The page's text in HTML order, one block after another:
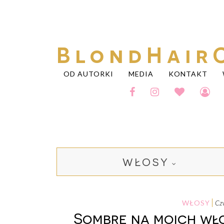
OD AUTORKI MEDIA KONTAKT
WŁOSY
WŁOSY
Sombre na moich